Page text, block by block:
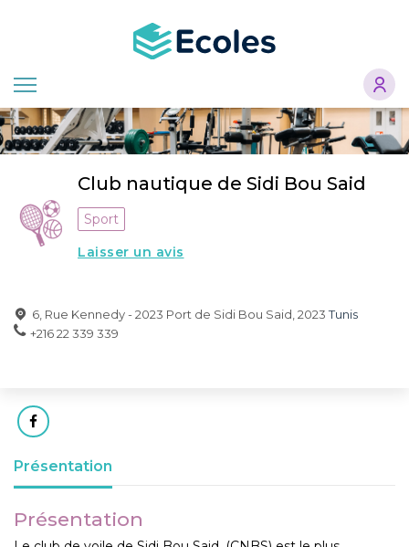
principal
Club nautique de Sidi Bou Said
Sport
Laisser un avis
6, Rue Kennedy - 2023 Port de Sidi Bou Said, 2023Tunis
+216 22 339 339
Présentation
Présentation